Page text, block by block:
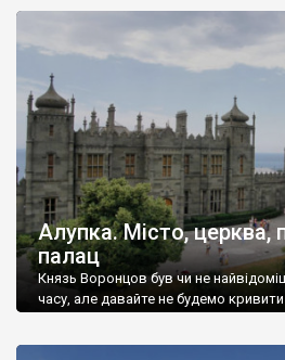
Алупка. Місто, церква,
палац
Князь Воронцов був чи не
часу, але давайте не будемо